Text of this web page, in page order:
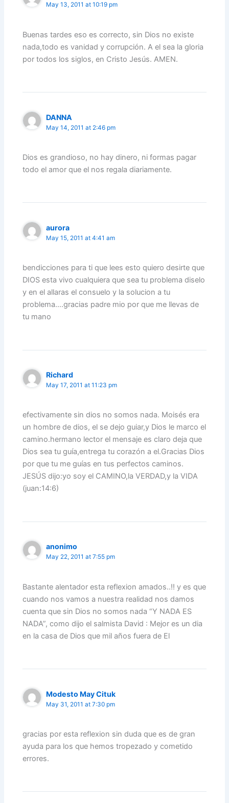
May 13, 2011 at 10:19 pm
Buenas tardes eso es correcto, sin Dios no existe
nada,todo es vanidad y corrupción. A el sea la gloria
por todos los siglos, en Cristo Jesús. AMEN.
DANNA
May 14, 2011 at 2:46 pm
Dios es grandioso, no hay dinero, ni formas pagar
todo el amor que el nos regala diariamente.
aurora
May 15, 2011 at 4:41 am
bendicciones para ti que lees esto quiero desirte que
DIOS esta vivo cualquiera que sea tu problema diselo
y en el allaras el consuelo y la solucion a tu
problema….gracias padre mio por que me llevas de
tu mano
Richard
May 17, 2011 at 11:23 pm
efectivamente sin dios no somos nada. Moisés era
un hombre de dios, el se dejo guiar,y Dios le marco el
camino.hermano lector el mensaje es claro deja que
Dios sea tu guía,entrega tu corazón a el.Gracias Dios
por que tu me guías en tus perfectos caminos.
JESÚS dijo:yo soy el CAMINO,la VERDAD,y la VIDA
(juan:14:6)
anonimo
May 22, 2011 at 7:55 pm
Bastante alentador esta reflexion amados..!! y es que
cuando nos vamos a nuestra realidad nos damos
cuenta que sin Dios no somos nada “Y NADA ES
NADA”, como dijo el salmista David : Mejor es un dia
en la casa de Dios que mil años fuera de El
Modesto May Cituk
May 31, 2011 at 7:30 pm
gracias por esta reflexion sin duda que es de gran
ayuda para los que hemos tropezado y cometido
errores.